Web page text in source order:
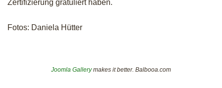
Zertifizierung gratuliert haben.
Fotos: Daniela Hütter
Joomla Gallerymakes it better. Balbooa.com